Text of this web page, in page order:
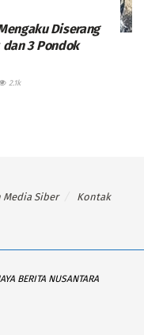
Diserang
dan 3 Pondok
2.1k
Media Siber Kontak
BERITA NUSANTARA